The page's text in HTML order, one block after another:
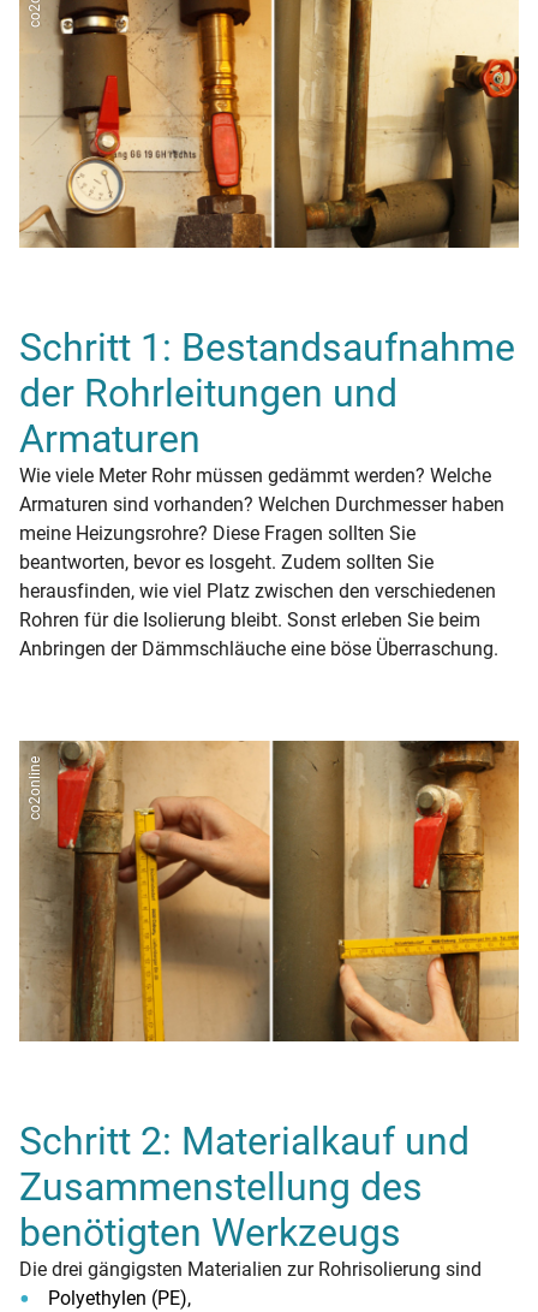
Schritt 1: Bestandsaufnahme
der Rohrleitungen und
Armaturen
Wie viele Meter Rohr müssen gedämmt werden? Welche
Armaturen sind vorhanden? Welchen Durchmesser haben
meine Heizungsrohre? Diese Fragen sollten Sie
beantworten, bevor es losgeht. Zudem sollten Sie
herausfinden, wie viel Platz zwischen den verschiedenen
Rohren für die Isolierung bleibt. Sonst erleben Sie beim
Anbringen der Dämmschläuche eine böse Überraschung.
co2online
Schritt 2: Materialkauf und
Zusammenstellung des
benötigten Werkzeugs
Die drei gängigsten Materialien zur Rohrisolierung sind
Polyethylen (PE),